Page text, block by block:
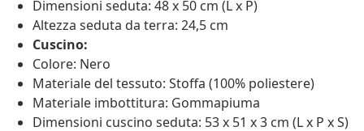
Dimensioni seduta: 48 x 50 cm (L x P)
Altezza seduta da terra: 24,5 cm
Cuscino:
Colore: Nero
Materiale del tessuto: Stoffa (100% poliestere)
Materiale imbottitura: Gommapiuma
Dimensioni cuscino seduta: 53 x 51 x 3 cm (L x P x S)